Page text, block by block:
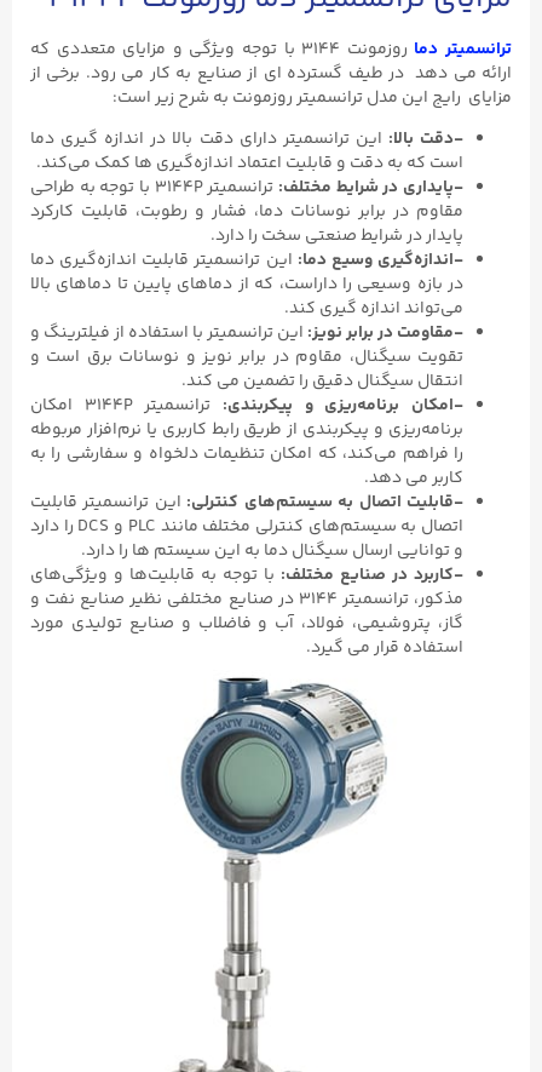
ترانسمیتر دما
روزمونت ۳۱۴۴ با توجه ویژگی و مزایای متعددی که
ارائه می دهد در طیف گسترده ای از صنایع به کار می رود. برخی از
مزایای رایج این مدل ترانسمیتر روزمونت به شرح زیر است:
-دقت بالا: این ترانسمیتر دارای دقت بالا در اندازه‌ گیری دما
است که به دقت و قابلیت اعتماد اندازه‌گیری‌ ها کمک می‌کند.
-پایداری در شرایط مختلف:
ترانسمیتر 3144P با توجه به طراحی
مقاوم در برابر نوسانات دما، فشار و رطوبت، قابلیت کارکرد
پایدار در شرایط صنعتی سخت را دارد.
-اندازه‌گیری وسیع دما: این ترانسمیتر قابلیت اندازه‌گیری دما
در بازه وسیعی را داراست، که از دماهای پایین تا دماهای بالا
می‌تواند اندازه‌ گیری کند.
-مقاومت در برابر نویز: این ترانسمیتر با استفاده از فیلترینگ و
تقویت سیگنال، مقاوم در برابر نویز و نوسانات برق است و
انتقال سیگنال دقیق را تضمین می‌ کند.
-امکان برنامه‌ریزی و پیکربندی:
ترانسمیتر 3144P امکان
برنامه‌ریزی و پیکربندی از طریق رابط کاربری یا نرم‌افزار مربوطه
را فراهم می‌کند، که امکان تنظیمات دلخواه و سفارشی را به
کاربر می‌ دهد.
-قابلیت اتصال به سیستم‌های کنترلی: این ترانسمیتر قابلیت
اتصال به سیستم‌های کنترلی مختلف مانند PLC و DCS را دارد
و توانایی ارسال سیگنال دما به این سیستم‌ ها را دارد.
-کاربرد در صنایع مختلف: با توجه به قابلیت‌ها و ویژگی‌های
مذکور، ترانسمیتر ۳۱۴۴ در صنایع مختلفی نظیر صنایع نفت و
گاز، پتروشیمی، فولاد، آب و فاضلاب و صنایع تولیدی مورد
استفاده قرار می‌ گیرد.